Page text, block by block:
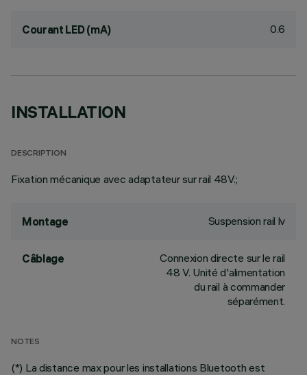
Courant LED (mA) 0.6
INSTALLATION
DESCRIPTION
Fixation mécanique avec adaptateur sur rail 48V.;
Montage Suspension rail lv
Câblage
Connexion directe sur le rail
48 V. Unité d'alimentation
du rail à commander
séparément.
NOTES
(*) La distance max pour les installations Bluetooth est